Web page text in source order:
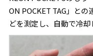
ON POCKET TAG」と
どを測定し、自動で冷却